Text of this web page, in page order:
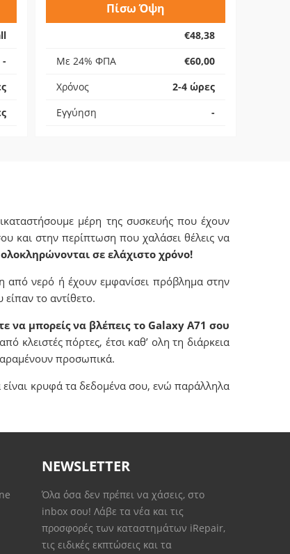
-
Πίσω Όψη
€48,38
Με 24% ΦΠΑ
€60,00
Χρόνος
2-4 ώρες
Εγγύηση
-
μέρη της συσκευής που έχουν
και στην περίπτωση που χαλάσει θέλεις να
σε ελάχιστο χρόνο!
από νερό ή έχουν εμφανίσει πρόβλημα στην
το αντίθετο.
να μπορείς να βλέπεις το Galaxy Α71 σου
κλειστές πόρτες, έτσι καθ’ ολη τη διάρκεια
προσωπικά.
κρυφά τα δεδομένα σου, ενώ παράλληλα
NEWSLETTER
Όλα όσα δεν πρέπει να χάσεις, στο
inbox σου! Λάβε τα νέα και τις
προσφορές των καταστημάτων iRepair,
τις ειδικές εκπτώσεις και τα